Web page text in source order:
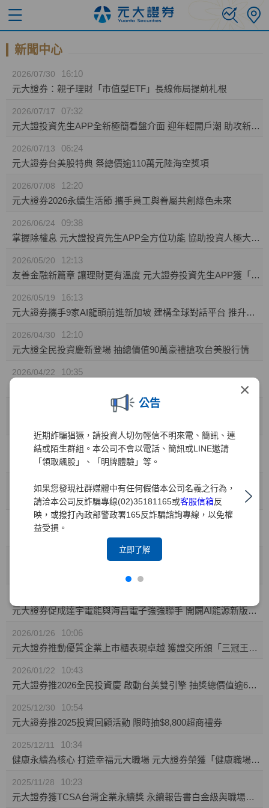
×
公告
近期詐騙猖獗，請投資人切勿輕信不明來電、簡訊、連
結或陌生群組。本公司不會以電話、簡訊或LINE邀請
「領取飆股」、「明牌體驗」等。
如果您發現社群媒體中有任何假借本公司名義之行為，
請洽本公司反詐騙專線(02)35181165或客服信箱反
映，或撥打內政部警政署165反詐騙諮詢專線，以免權
益受損。
立即了解
新聞中心
2026/07/30
16:10
元大證券：親子理財「市值型ETF」長線佈局提前札根
2026/07/17
07:32
元大證投資先生APP全新極簡看盤介面 迎年輕開戶潮 助攻新生代投資人效率布局
2026/07/13
06:24
元大證券台美股特典 祭總價逾110萬元陸海空獎項
2026/07/08
12:20
元大證券2026永續生活節 攜手員工與眷屬共創綠色未來
2026/06/24
09:38
掌握除權息 元大證投資先生APP全方位功能 協助投資人極大化資產效益
2026/05/20
12:13
友善金融新篇章 讓理財更有溫度 元大證券投資先生APP獲「無障礙認證」
2026/05/19
16:13
元大證券攜手9家AI龍頭前進新加坡 建構全球對話平台 推升台灣AI價值鏈國際能見度
2026/04/30
12:10
元大證全民投資慶新登場 抽總價值90萬豪禮搶攻台美股行情
2026/04/22
10:35
2026/03/31
10:41
2026/03/27
10:41
金融科技與服務雙引擎 元大證券勇奪財訊六大獎、締造十一連霸
2026/03/02
15:15
元大權證開春好禮 月月抽88,000元禮券
元大證券促成達宇電能與海昌電子強強聯手 開闢AI能源新版圖 推動永續經營與傳承
2026/01/26
10:06
元大證券推動優質企業上市櫃表現卓越 獲證交所頒「三冠王」及櫃買中心肯定
2026/01/22
10:43
元大證券推2026全民投資慶 啟動台美雙引擎 抽獎總價值逾60萬
2025/12/30
10:54
元大證券推2025投資回顧活動 限時抽$8,800超商禮券
2025/12/11
10:34
健康永續為核心 打造幸福元大職場 元大證券榮獲「健康職場標竿獎」銅獎
2025/11/28
10:23
元大證券獲TCSA台灣企業永續獎 永續報告書白金級與職場福祉領袖獎雙項肯定